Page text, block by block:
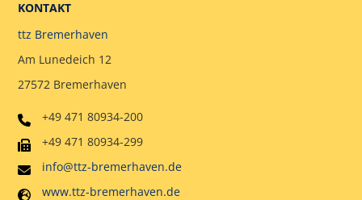
KONTAKT
ttz Bremerhaven
Am Lunedeich 12
27572 Bremerhaven
+49 471 80934-200
+49 471 80934-299
info@ttz-bremerhaven.de
www.ttz-bremerhaven.de